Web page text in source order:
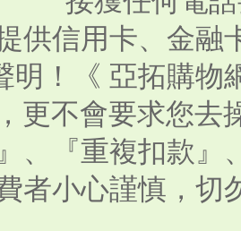
供信用卡、金融
明！《 亞拓購物
更不會要求您去
、『重複扣款
者小心謹慎，切